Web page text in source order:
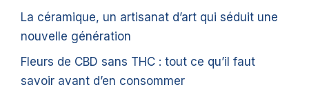
La céramique, un artisanat d’art qui séduit une
nouvelle génération
Fleurs de CBD sans THC : tout ce qu’il faut
savoir avant d’en consommer